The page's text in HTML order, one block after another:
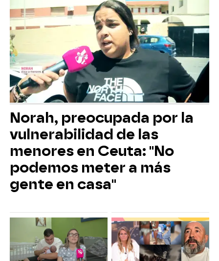
Norah, preocupada por la
vulnerabilidad de las
menores en Ceuta: "No
podemos meter a más
gente en casa"